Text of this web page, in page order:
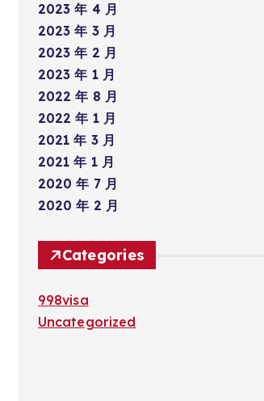
2023 年 4 月
2023 年 3 月
2023 年 2 月
2023 年 1 月
2022 年 8 月
2022 年 1 月
2021 年 3 月
2021 年 1 月
2020 年 7 月
2020 年 2 月
Categories
998visa
Uncategorized